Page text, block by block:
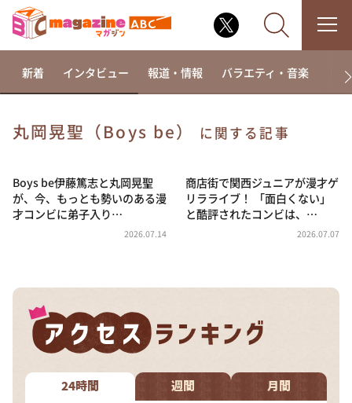
相席食堂
これ余談なんですけど・・・
～人生密着トークバラエティ！～ やすとものいたっ
河合＆A.B.C-Z塚田×福井アナ「なんでやねん！？」
（news おかえり）
DAIGOも台所 ～きょうの献立 何にする？～
本日はダイアンなり！シーズン２
新着 インタビュー 報道・情報 バラエティ・音楽 ド
丸岡晃聖（Boys be） に関する記事
Boys be伊藤篤志と丸岡晃聖
が、今、もっとも勢いのある漫
才コンビに弟子入り…
2026.07.14
商店街で関西ジュニアが漫才ゲ
リラライブ！ 「面白くない」
と酷評されたコンビは、…
2026.07.07
24時間 週間 月間